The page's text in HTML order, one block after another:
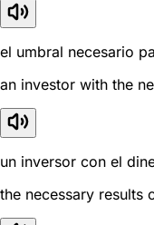
el umbral necesario
an investor with the
un inversor con el
the necessary results